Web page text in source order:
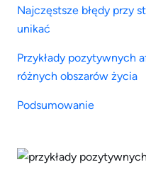
Najczęstsze błędy przy
unikać
Przykłady pozytywnych
różnych obszarów życia
Podsumowanie